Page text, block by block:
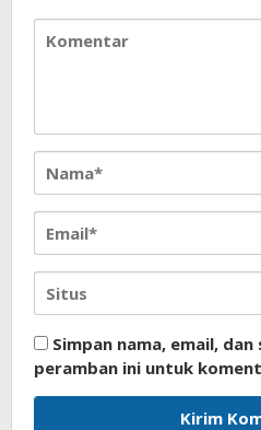
Simpan nama, email,
peramban ini untuk